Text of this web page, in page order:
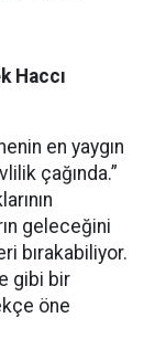
Haccı
en yaygın
çağında.”
geleceğini
bırakabiliyor.
gibi bir
öne